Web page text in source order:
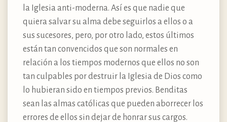
la Iglesia anti-moderna. Así es que nadie que
quiera salvar su alma debe seguirlos a ellos o a
sus sucesores, pero, por otro lado, estos últimos
están tan convencidos que son normales en
relación a los tiempos modernos que ellos no son
tan culpables por destruir la Iglesia de Dios como
lo hubieran sido en tiempos previos. Benditas
sean las almas católicas que pueden aborrecer los
errores de ellos sin dejar de honrar sus cargos.